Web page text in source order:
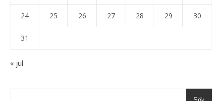
24 25 26 27 28 29 30
31
« jul